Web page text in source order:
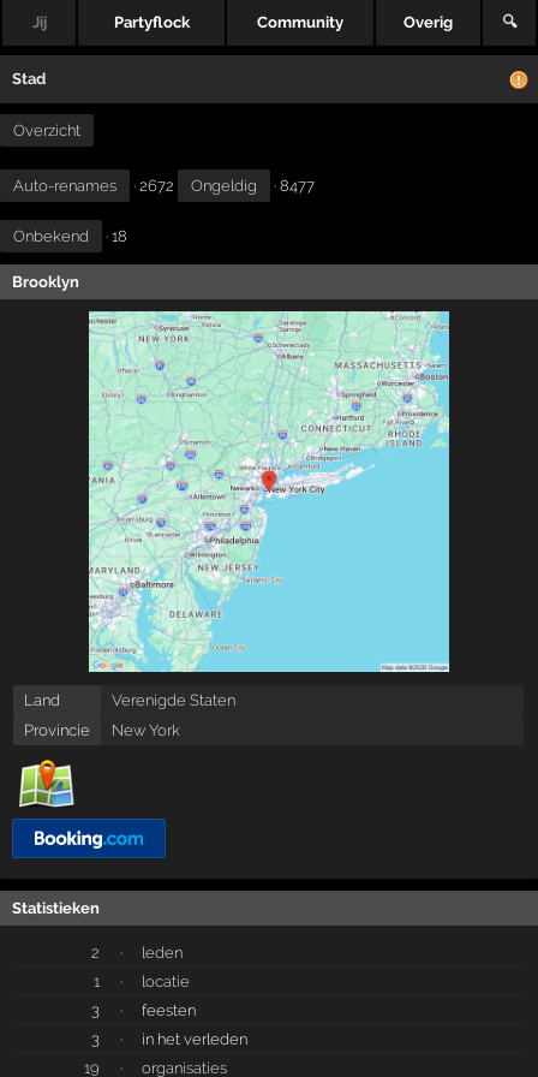
Jij Partyflock Community Overig 🔍
Stad
Overzicht
Auto-renames · 2672 Ongeldig · 8477
Onbekend · 18
Brooklyn
Land
Verenigde Staten
Provincie
New York
Statistieken
2 ·
leden
1
·
locatie
3
·
feesten
3
·
in het verleden
19
· organisaties